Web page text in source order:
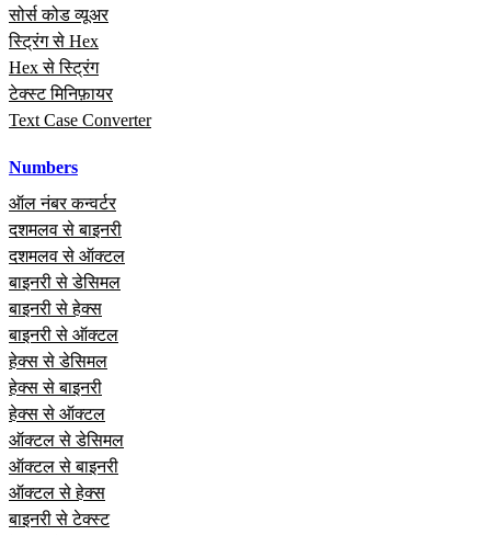
सोर्स कोड व्यूअर
स्ट्रिंग से Hex
Hex से स्ट्रिंग
टेक्स्ट मिनिफ़ायर
Text Case Converter
Numbers
ऑल नंबर कन्वर्टर
दशमलव से बाइनरी
दशमलव से ऑक्टल
बाइनरी से डेसिमल
बाइनरी से हेक्स
बाइनरी से ऑक्टल
हेक्स से डेसिमल
हेक्स से बाइनरी
हेक्स से ऑक्टल
ऑक्टल से डेसिमल
ऑक्टल से बाइनरी
ऑक्टल से हेक्स
बाइनरी से टेक्स्ट